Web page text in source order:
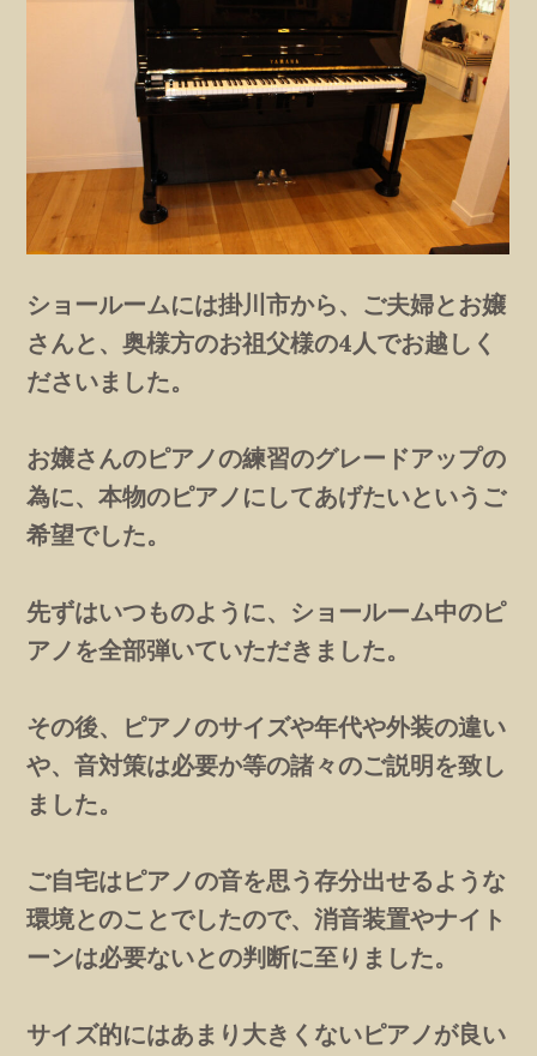
ショールームには掛川市から、ご夫婦とお嬢
さんと、奥様方のお祖父様の4人でお越しく
ださいました。
お嬢さんのピアノの練習のグレードアップの
為に、本物のピアノにしてあげたいというご
希望でした。
先ずはいつものように、ショールーム中のピ
アノを全部弾いていただきました。
その後、ピアノのサイズや年代や外装の違い
や、音対策は必要か等の諸々のご説明を致し
ました。
ご自宅はピアノの音を思う存分出せるような
環境とのことでしたので、消音装置やナイト
ーンは必要ないとの判断に至りました。
サイズ的にはあまり大きくないピアノが良い